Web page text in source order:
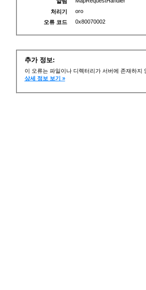
처리기
oro
오류 코드
0x80070002
추가 정보:
이 오류는 파일이나 디렉터리가 서버에 존재하
상세 정보 보기 »